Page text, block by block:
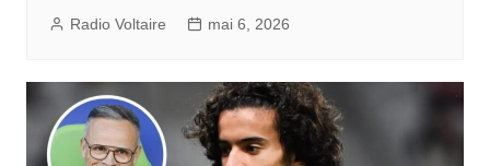
Radio Voltaire mai 6, 2026